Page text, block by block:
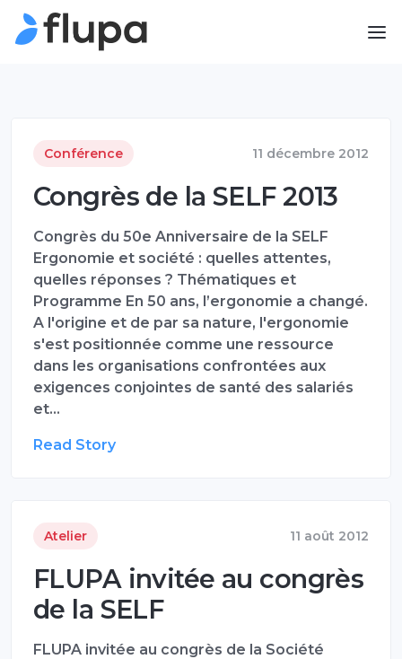
Conférence 11 décembre 2012
Congrès de la SELF 2013
Congrès du 50e Anniversaire de la SELF
Ergonomie et société : quelles attentes,
quelles réponses ? Thématiques et
Programme En 50 ans, l’ergonomie a changé.
A l'origine et de par sa nature, l'ergonomie
s'est positionnée comme une ressource
dans les organisations confrontées aux
exigences conjointes de santé des salariés
et…
Read Story
Atelier 11 août 2012
FLUPA invitée au congrès
de la SELF
FLUPA invitée au congrès de la Société